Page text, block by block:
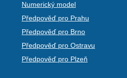
Numerický model
Předpověď pro Prahu
Předpověď pro Brno
Předpověď pro Ostravu
Předpověď pro Plzeň